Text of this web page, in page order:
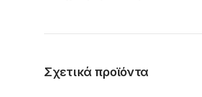
Σχετικά προϊόντα